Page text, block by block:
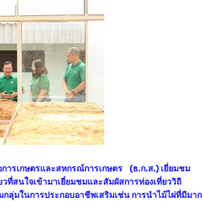
ารเกษตรและสหกรณ์การเกษตร (ธ.ก.ส.) เยี่ยมชม
สนใจเข้ามาเยี่ยมชมและสัมผัสการท่องเที่ยววิถี
มในการประกอบอาชีพเสริมเช่น การนำไม้ไผ่ที่มีมาก